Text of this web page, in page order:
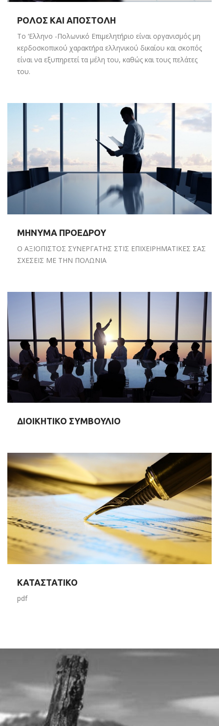
ΡΟΛΟΣ ΚΑΙ ΑΠΟΣΤΟΛΗ
Το ‘Eλληνο -Πολωνικό Επιμελητήριο είναι οργανισμός μη
κερδοσκοπικού χαρακτήρα ελληνικού δικαίου και σκοπός
είναι να εξυπηρετεί τα μέλη του, καθώς και τους πελάτες
του.
ΜΗΝΥΜΑ ΠΡΟΕΔΡΟΥ
Ο ΑΞΙΟΠΙΣΤΟΣ ΣΥΝΕΡΓΑΤΗΣ ΣΤΙΣ ΕΠΙΧΕΙΡΗΜΑΤΙΚΕΣ ΣΑΣ
ΣΧΕΣΕΙΣ ΜΕ ΤΗΝ ΠΟΛΩΝΙΑ
ΔΙΟΙΚΗΤΙΚΟ ΣΥΜΒΟΥΛΙΟ
ΚΑΤΑΣΤΑΤΙΚΟ
pdf